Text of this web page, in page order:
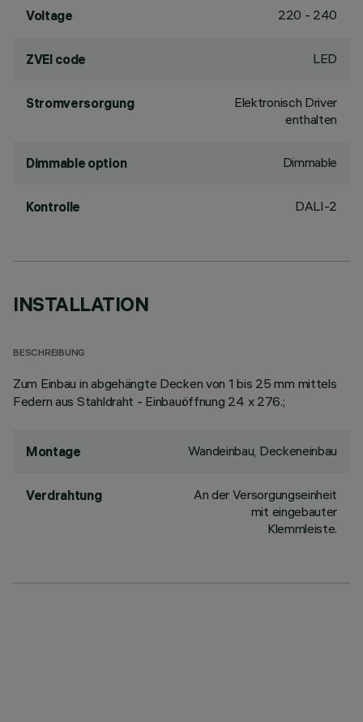
Voltage 220 - 240
ZVEI code LED
Stromversorgung
Elektronisch Driver
enthalten
Dimmable option Dimmable
Kontrolle DALI-2
INSTALLATION
BESCHREIBUNG
Zum Einbau in abgehängte Decken von 1 bis 25 mm mittels
Federn aus Stahldraht - Einbauöffnung 24 x 276.;
Montage Wandeinbau, Deckeneinbau
Verdrahtung
An der Versorgungseinheit
mit eingebauter
Klemmleiste.